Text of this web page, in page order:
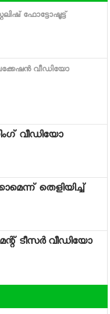
ഫോട്ടോഷൂട്ട്
വീഡിയോ
വീഡിയോ
തെളിയിച്ച്
ടീസര്‍ വീഡിയോ